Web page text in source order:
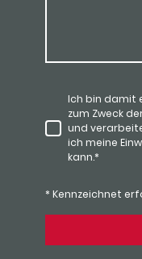
Ich bin damit
zum Zweck
und
ich meine
kann.*
* Kennzeichnet